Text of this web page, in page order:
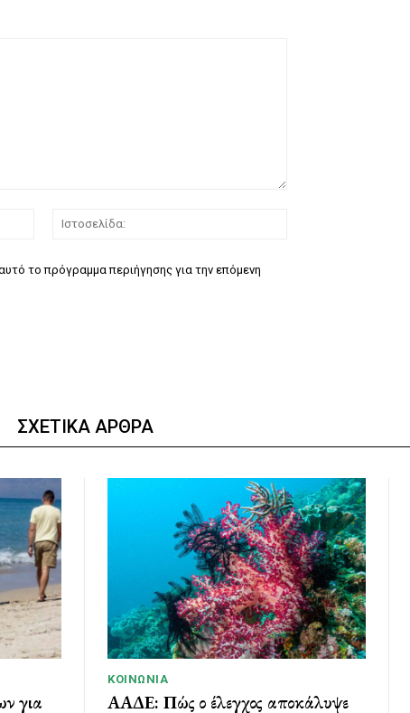
Email:*
το πρόγραμμα περιήγησης για την επόμενη
ΣΧΕΤΙΚΑ ΑΡΘΡΑ
για
ΚΟΙΝΩΝΊΑ
ΑΑΔΕ: Πώς ο έλεγχος αποκάλυψε